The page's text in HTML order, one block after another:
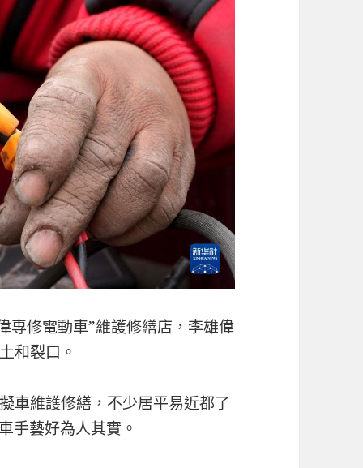
專修電動車”維護修繕店，李雄偉
和裂口。
車維護修繕，不少居平易近都了
手藝好為人其實。